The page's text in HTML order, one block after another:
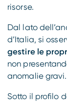
risorse.
Dal lato
d’Italia, si
gestire le
non
anomalie gravi.
Sotto il profilo